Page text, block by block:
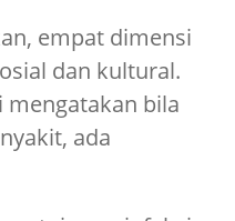
empat dimensi
dan kultural.
bila
ada